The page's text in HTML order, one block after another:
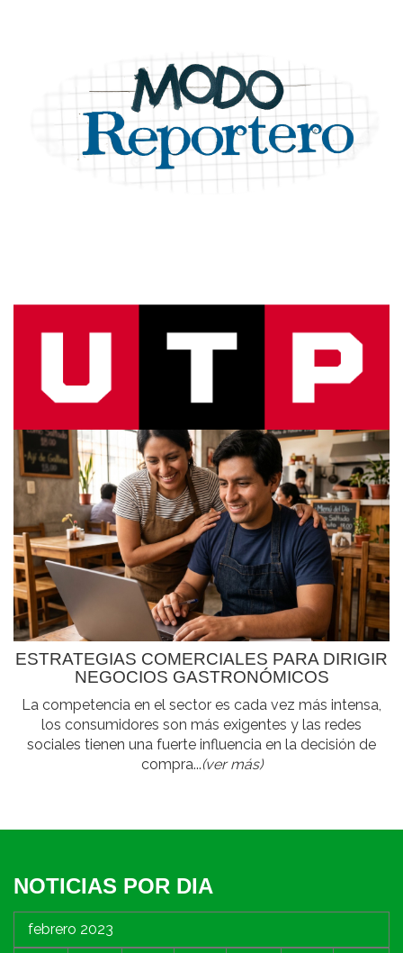
ESTRATEGIAS COMERCIALES PARA DIRIGIR
NEGOCIOS GASTRONÓMICOS
La competencia en el sector es cada vez más intensa,
los consumidores son más exigentes y las redes
sociales tienen una fuerte influencia en la decisión de
compra...(ver más)
NOTICIAS POR DIA
febrero 2023